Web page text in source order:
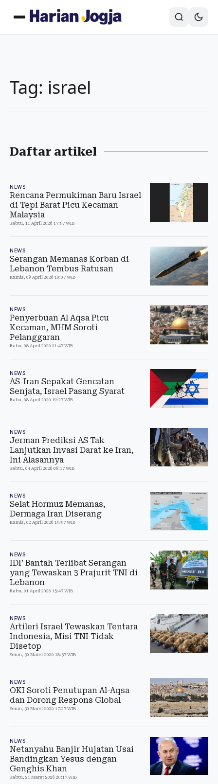
Tag: israel
Daftar artikel
NEWS
Rencana Permukiman Baru Israel
di Tepi Barat Picu Kecaman
Malaysia
Sabtu, 11 April 2026 17:57 WIB
NEWS
Serangan Memanas Korban di
Lebanon Tembus Ratusan
Kamis, 09 April 2026 10:07 WIB
NEWS
Penyerbuan Al Aqsa Picu
Kecaman, MHM Soroti
Pelanggaran
Rabu, 08 April 2026 21:47 WIB
NEWS
AS-Iran Sepakat Gencatan
Senjata, Israel Pasang Syarat
Rabu, 08 April 2026 19:27 WIB
NEWS
Jerman Prediksi AS Tak
Lanjutkan Invasi Darat ke Iran,
Ini Alasannya
Sabtu, 04 April 2026 06:17 WIB
NEWS
Selat Hormuz Memanas,
Dermaga Iran Diserang
Kamis, 02 April 2026 15:57 WIB
NEWS
IDF Bantah Terlibat Serangan
yang Tewaskan 3 Prajurit TNI di
Lebanon
Rabu, 01 April 2026 15:47 WIB
NEWS
Artileri Israel Tewaskan Tentara
Indonesia, Misi TNI Tidak
Disetop
Senin, 30 Maret 2026 18:57 WIB
NEWS
OKI Soroti Penutupan Al-Aqsa
dan Dorong Respons Global
Senin, 30 Maret 2026 17:27 WIB
NEWS
Netanyahu Banjir Hujatan Usai
Bandingkan Yesus dengan
Genghis Khan
Sabtu, 21 Maret 2026 20:17 WIB